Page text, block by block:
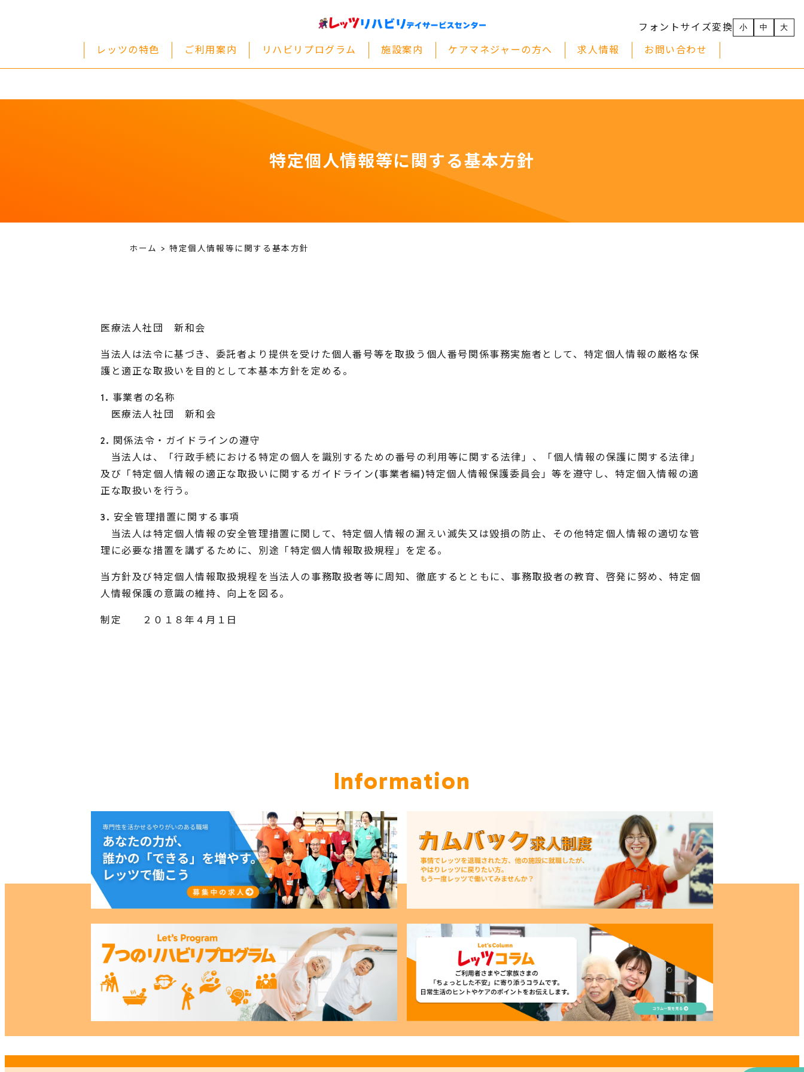
レッツの特色 ご利用案内 リハビリプログラム 施設案内 ケアマネジャーの方へ 求人情報 お問い合わせ
フォントサイズ変換 小 中 大
特定個人情報等に関する基本方針
ホーム 特定個人情報等に関する基本方針
医療法人社団 新和会
当法人は法令に基づき、委託者より提供を受けた個人番号等を取扱う個人番号関係事務実施者として、特定個人情報の厳格な保
護と適正な取扱いを目的として本基本方針を定める。
1. 事業者の名称
医療法人社団 新和会
2. 関係法令・ガイドラインの遵守
当法人は、「行政手続における特定の個人を識別するための番号の利用等に関する法律」、「個人情報の保護に関する法律」
及び「特定個人情報の適正な取扱いに関するガイドライン(事業者編)特定個人情報保護委員会」等を遵守し、特定個入情報の適
正な取扱いを行う。
3. 安全管理措置に関する事項
当法人は特定個人情報の安全管理措置に関して、特定個人情報の漏えい滅失又は毀損の防止、その他特定個人情報の適切な管
理に必要な措置を講ずるために、別途「特定個人情報取扱規程」を定る。
当方針及び特定個人情報取扱規程を当法人の事務取扱者等に周知、徹底するとともに、事務取扱者の教育、啓発に努め、特定個
人情報保護の意識の維持、向上を図る。
制定 ２０１８年４月１日
Information